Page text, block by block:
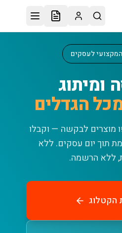
לעסקים
ומיתוג
הגדלים
מוצרים לבקשה — וקבלו
תוך יום עסקים. ללא
ללא הרשמה.
הקטלוג